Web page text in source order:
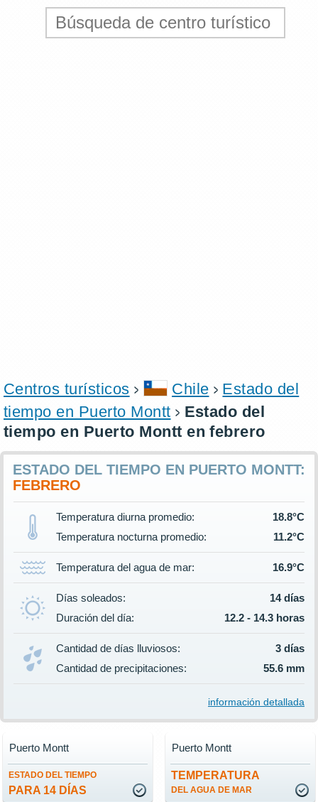
Centros turísticos Chile
Estado del
tiempo en Puerto Montt
Estado del
tiempo en Puerto Montt en febrero
ESTADO DEL TIEMPO EN PUERTO MONTT:
FEBRERO
Temperatura diurna promedio:
18.8°C
Temperatura nocturna promedio:
11.2°C
Temperatura del agua de mar: 16.9°C
Días soleados:
14 días
Duración del día:
12.2 - 14.3 horas
Cantidad de días lluviosos:
3 días
Cantidad de precipitaciones:
55.6 mm
información detallada
ESTADO DEL TIEMPO
PARA 14 DÍAS
Puerto Montt
TEMPERATURA
DEL AGUA DE MAR
Puerto Montt